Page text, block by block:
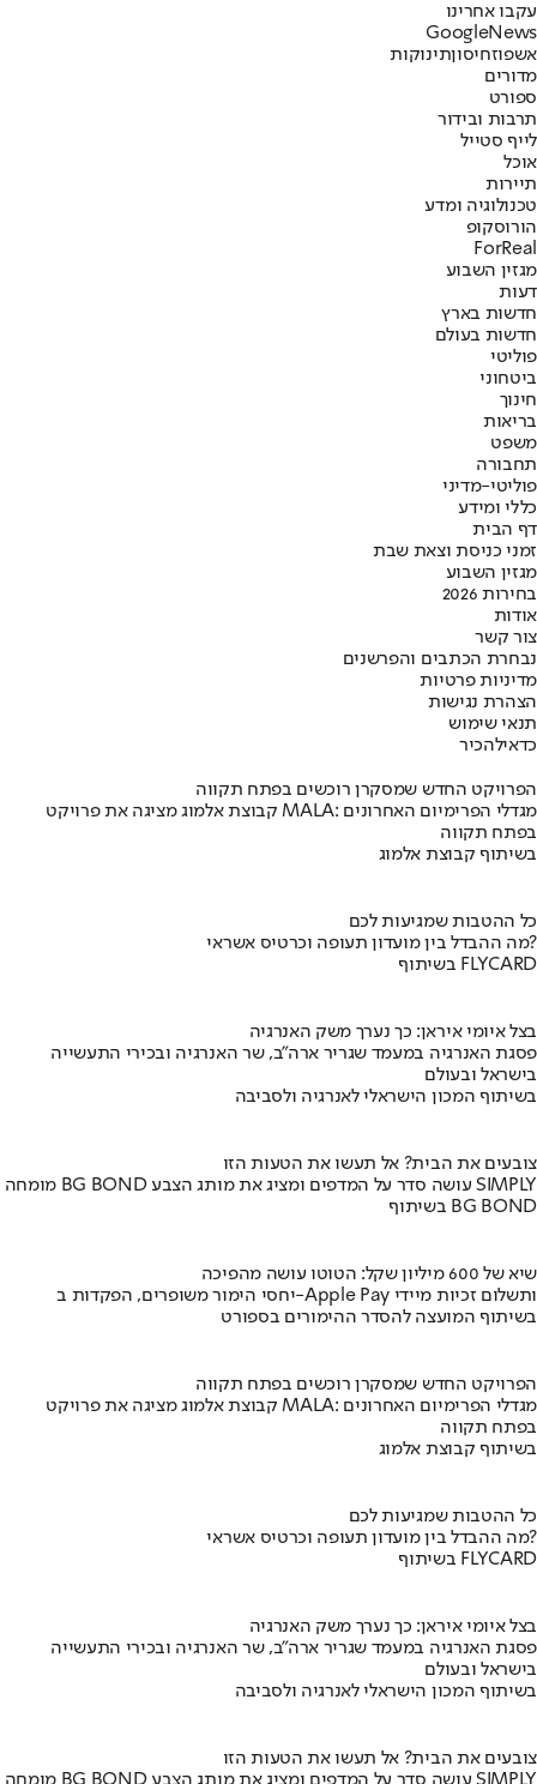
עקבו אחרינו
Googl eNews
אשפוזחיסוןתינוקות
מדורים
ספורט
תרבות ובידור
לייף סטייל
אוכל
תיירות
טכנולוגיה ומדע
הורוסקופ
ForReal
מגזין השבוע
דעות
חדשות בארץ
חדשות בעולם
פוליטי
ביטחוני
חינוך
בריאות
משפט
תחבורה
פוליטי-מדיני
כללי ומידע
דף הבית
זמני כניסת וצאת שבת
מגזין השבוע
בחירות 2026
אודות
צור קשר
נבחרת הכתבים והפרשנים
מדיניות פרטיות
הצהרת נגישות
תנאי שימוש
כדאילהכיר
הפרויקט החדש שמסקרן רוכשים בפתח תקווה
קבוצת אלמוג מציגה את פרויקט MALA: מגדלי הפרימיום האחרונים
בפתח תקווה
בשיתוף קבוצת אלמוג
כל ההטבות שמגיעות לכם
מה ההבדל בין מועדון תעופה וכרטיס אשראי?
בשיתוף FLYCARD
בצל איומי איראן: כך נערך משק האנרגיה
פסגת האנרגיה במעמד שגריר ארה"ב, שר האנרגיה ובכירי התעשייה
בישראל ובעולם
בשיתוף המכון הישראלי לאנרגיה ולסביבה
צובעים את הבית? אל תעשו את הטעות הזו
מומחה BG BOND עושה סדר על המדפים ומציג את מותג הצבע SIMPLY
בשיתוף BG BOND
שיא של 600 מיליון שקל: הטוטו עושה מהפיכה
יחסי הימור משופרים, הפקדות ב-Apple Pay ותשלום זכיות מיידי
בשיתוף המועצה להסדר ההימורים בספורט
הפרויקט החדש שמסקרן רוכשים בפתח תקווה
קבוצת אלמוג מציגה את פרויקט MALA: מגדלי הפרימיום האחרונים
בפתח תקווה
בשיתוף קבוצת אלמוג
כל ההטבות שמגיעות לכם
מה ההבדל בין מועדון תעופה וכרטיס אשראי?
בשיתוף FLYCARD
בצל איומי איראן: כך נערך משק האנרגיה
פסגת האנרגיה במעמד שגריר ארה"ב, שר האנרגיה ובכירי התעשייה
בישראל ובעולם
בשיתוף המכון הישראלי לאנרגיה ולסביבה
צובעים את הבית? אל תעשו את הטעות הזו